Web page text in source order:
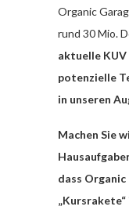
Organic
rund 30 Mio.
aktuelle
potenzielle
in unseren
Machen Sie
dass